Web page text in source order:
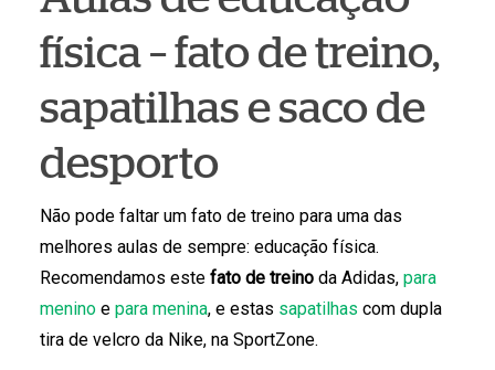
física – fato de treino,
sapatilhas e saco de
desporto
Não pode faltar um fato de treino para uma das
melhores aulas de sempre: educação física.
Recomendamos este fato de treinoda Adidas, para
meninoe para menina, e estas sapatilhas com dupla
tira de velcro da Nike, na SportZone.